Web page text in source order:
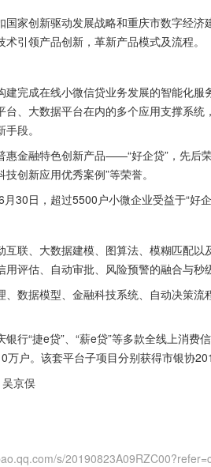
国家创新驱动发展战略和重庆市数字经
引领产品创新，革新产品模式及流程。
建完成在线小微信贷业务发展的智能化
台、大数据平台在内的多个应用支撑系
段。
惠金融特色创新产品——“好企贷”，先后
创新应用优秀案例”等荣誉。
30日，超过5500户小微企业受益于“好
互联、大数据建模、图算法、模糊匹配
评估、自动审批、风险预警的融合与秒
、数据模型、金融科技系统、自动决策
行“捷e贷”、“薪e贷”等多款全线上消
万户。该套平台子项目分别获得市银协
京俣
s/